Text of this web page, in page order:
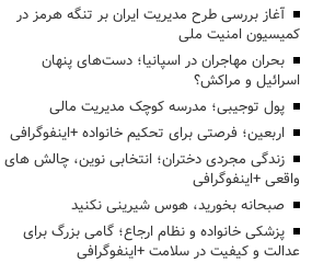
آغاز بررسی طرح مدیریت ایران بر تنگه هرمز در
کمیسیون امنیت ملی
بحران مهاجران در اسپانیا؛ دست‌های پنهان
اسرائیل و مراکش؟
پول توجیبی؛ مدرسه کوچک مدیریت مالی
اربعین؛ فرصتی برای تحکیم خانواده +اینفوگرافی
زندگی مجردی دختران؛ انتخابی نوین، چالش های
واقعی +اینفوگرافی
صبحانه بخورید، هوس شیرینی نکنید
پزشکی خانواده و نظام ارجاع؛ گامی بزرگ برای
عدالت و کیفیت در سلامت +اینفوگرافی